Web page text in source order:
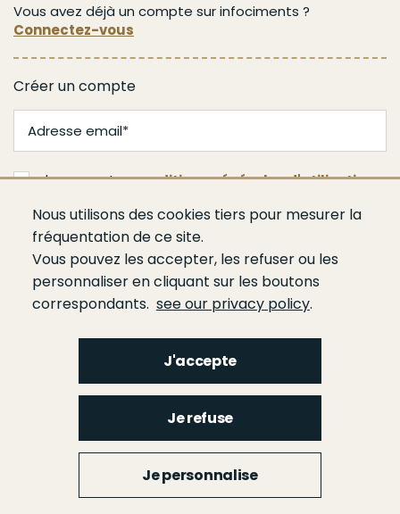
Nous utilisons des cookies tiers pour mesurer la
fréquentation de ce site.
Vous pouvez les accepter, les refuser ou les
personnaliser en cliquant sur les boutons
correspondants. see our privacy policy.
J'accepte
Je refuse
Je personnalise
Vous avez déjà un compte sur infociments ?
Connectez-vous
Créer un compte
J'accepte lesconditions générales d'utilisation
Valider
Footer
Qui sommes-nous ?Espace presseAgendaPublicationsBâtiment
CimentsLiants hydrauliques routiers
Footer
Mentions légales